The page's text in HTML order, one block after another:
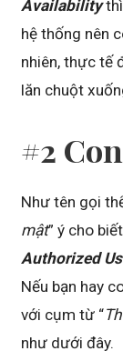
Availability
hệ thống nên
nhiên, thực tế
lăn chuột
#2
Như tên gọi
mật” ý cho
Authorized
Nếu bạn hay
với cụm từ “
như dưới đây.